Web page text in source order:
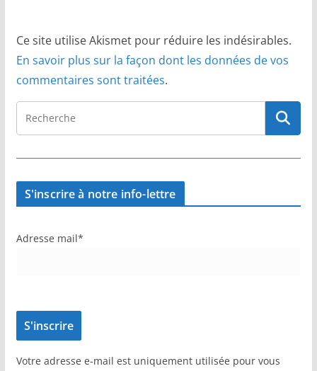
Ce site utilise Akismet pour réduire les indésirables.
En savoir plus sur la façon dont les données de vos
commentaires sont traitées.
S'inscrire à notre info-lettre
Adresse mail*
Votre adresse e-mail est uniquement utilisée pour vous